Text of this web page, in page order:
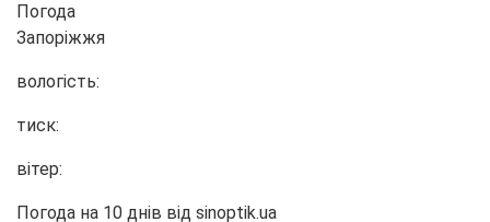
Погода
Запоріжжя
вологість:
тиск:
вітер:
Погода на 10 днів від sinoptik.ua